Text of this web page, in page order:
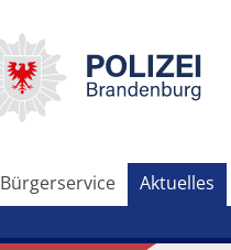
Bürgerservice Aktuelles